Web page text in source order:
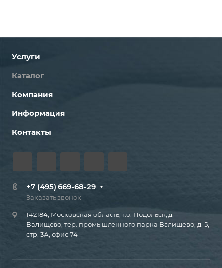
Услуги
Каталог
Компания
Информация
Контакты
+7 (495) 669-68-29
Заказать звонок
142184, Московская область, г.о. Подольск, д.
Валищево, тер. промышленного парка Валищево, д. 5,
стр. 3А, офис 74